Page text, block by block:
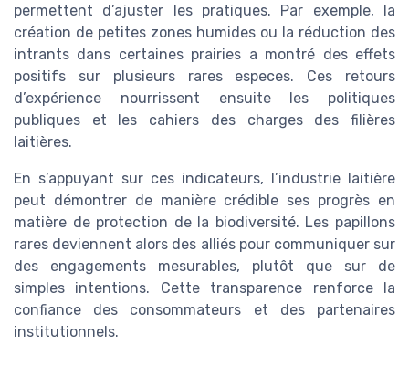
permettent d’ajuster les pratiques. Par exemple, la
création de petites zones humides ou la réduction des
intrants dans certaines prairies a montré des effets
positifs sur plusieurs rares especes. Ces retours
d’expérience nourrissent ensuite les politiques
publiques et les cahiers des charges des filières
laitières.
En s’appuyant sur ces indicateurs, l’industrie laitière
peut démontrer de manière crédible ses progrès en
matière de protection de la biodiversité. Les papillons
rares deviennent alors des alliés pour communiquer sur
des engagements mesurables, plutôt que sur de
simples intentions. Cette transparence renforce la
confiance des consommateurs et des partenaires
institutionnels.